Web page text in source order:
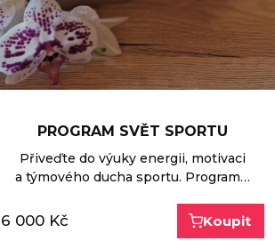
PROGRAM SVĚT SPORTU
Přiveďte do výuky energii, motivaci
a týmového ducha sportu. Program…
6 000 Kč Koupit